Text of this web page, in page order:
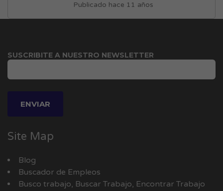
Publicado hace 11 años
SUSCRIBITE A NUESTRO NEWSLETTER
Site Map
Blog
Buscador de Empleos
Busco trabajo, Buscar Trabajo, Encontrar Trabajo